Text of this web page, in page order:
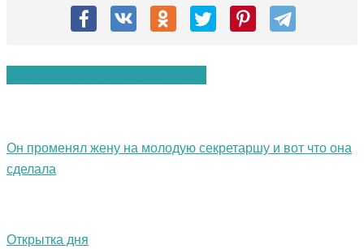
Он променял жену на молодую секретаршу и вот что она
сделала
Открытка дня